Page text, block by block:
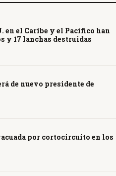
en el Caribe y el Pacífico han
y 17 lanchas destruidas
de nuevo presidente de
por cortocircuito en los